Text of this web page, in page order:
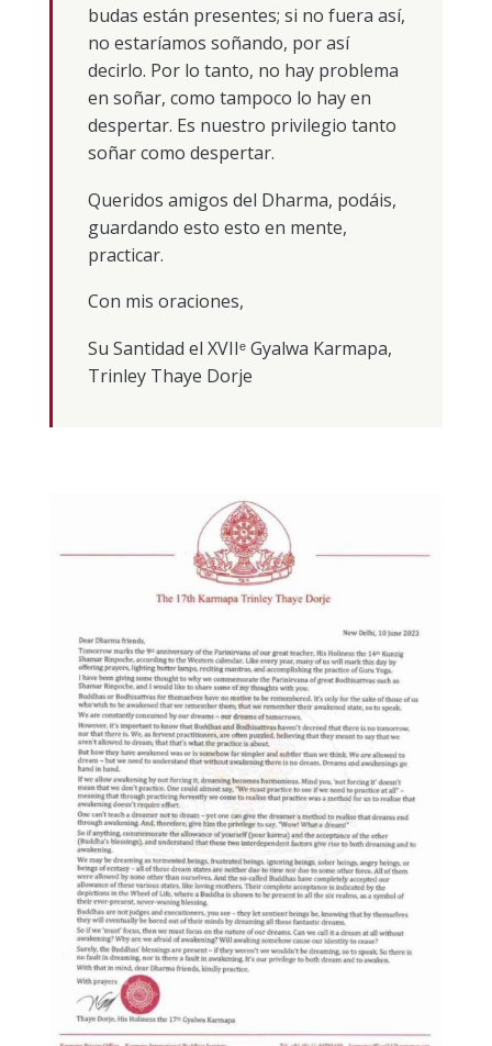
budas están presentes; si no fuera así,
no estaríamos soñando, por así
decirlo. Por lo tanto, no hay problema
en soñar, como tampoco lo hay en
despertar. Es nuestro privilegio tanto
soñar como despertar.
Queridos amigos del Dharma, podáis,
guardando esto esto en mente,
practicar.
Con mis oraciones,
Su Santidad el XVIIᵉ Gyalwa Karmapa,
Trinley Thaye Dorje